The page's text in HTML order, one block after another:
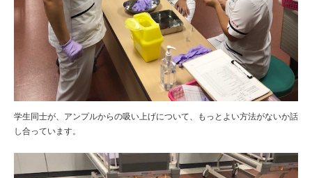
学生同士が、アンプルからの吸い上げについて、もっとよい方法がないか話
し合っています。